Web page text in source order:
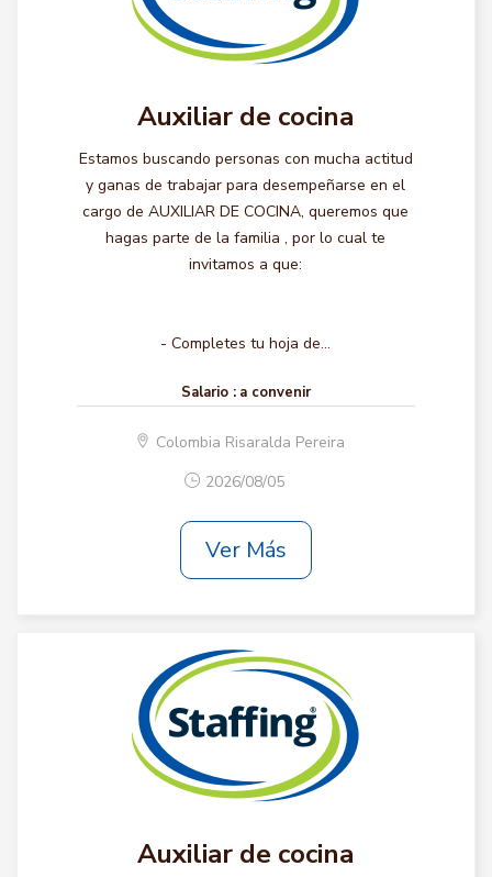
Auxiliar de cocina
Estamos buscando personas con mucha actitud
y ganas de trabajar para desempeñarse en el
cargo de AUXILIAR DE COCINA, queremos que
hagas parte de la familia , por lo cual te
invitamos a que:
- Completes tu hoja de...
Salario : a convenir
Colombia Risaralda Pereira
2026/08/05
Ver Más
Auxiliar de cocina